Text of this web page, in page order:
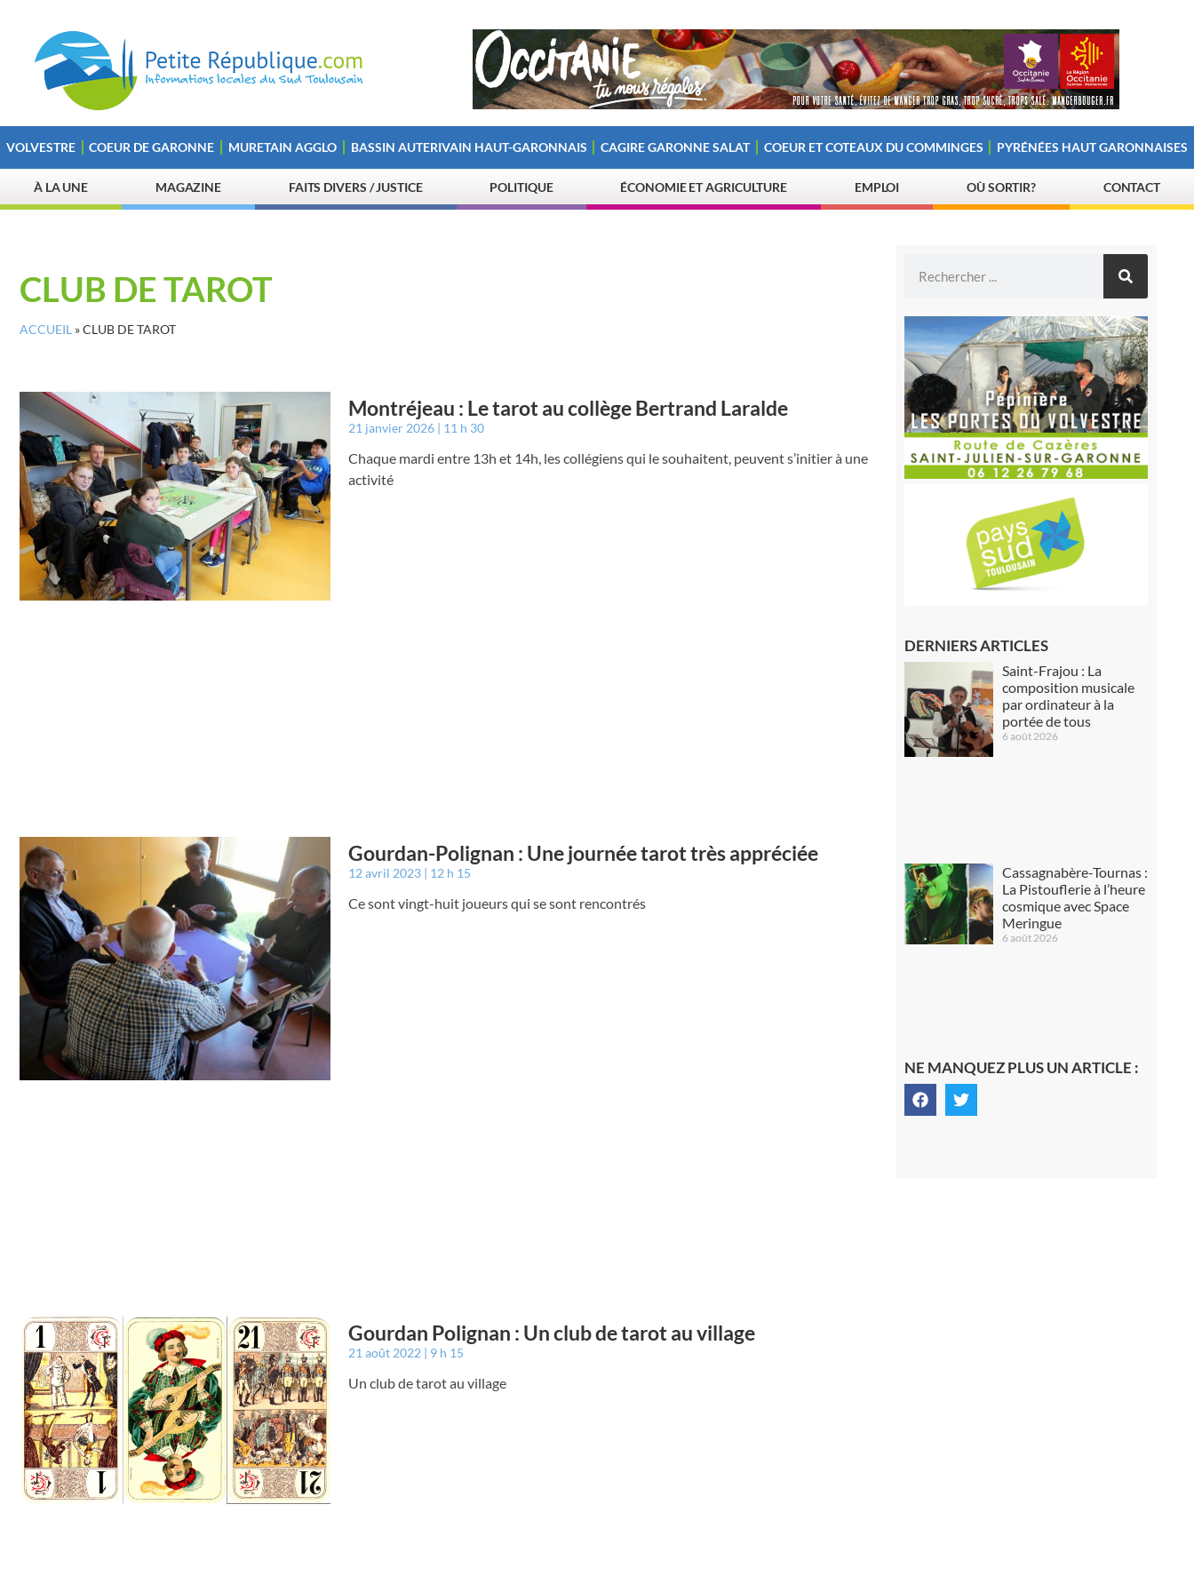
VOLVESTRE COEUR DE GARONNE MURETAIN AGGLO BASSIN AUTERIVAIN HAUT-GARONNAIS CAGIRE GARONNE SALAT COEUR ET COTEAUX DU COMMINGES PYRÉNÉES HAUT GARONNAISES
À LA UNE MAGAZINE FAITS DIVERS / JUSTICE POLITIQUE ÉCONOMIE ET AGRICULTURE EMPLOI OÙ SORTIR? CONTACT
CLUB DE TAROT
ACCUEIL »CLUB DE TAROT
Montréjeau : Le tarot au collège Bertrand Laralde
21 janvier 2026 11 h 30
Chaque mardi entre 13h et 14h, les collégiens qui le souhaitent, peuvent s’initier à une
activité
Gourdan-Polignan : Une journée tarot très appréciée
12 avril 2023 12 h 15
Ce sont vingt-huit joueurs qui se sont rencontrés
Gourdan Polignan : Un club de tarot au village
21 août 2022 9 h 15
Un club de tarot au village
DERNIERS ARTICLES
Saint-Frajou : La
composition musicale
par ordinateur à la
portée de tous
6 août 2026
Cassagnabère-Tournas :
La Pistouflerie à l’heure
cosmique avec Space
Meringue
6 août 2026
NE MANQUEZ PLUS UN ARTICLE :